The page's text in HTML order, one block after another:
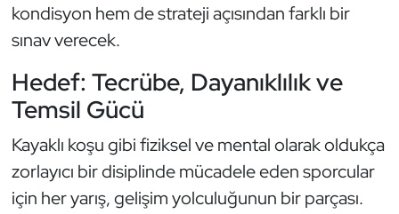
kondisyon hem de strateji açısından farklı bir
sınav verecek.
Hedef: Tecrübe, Dayanıklılık ve
Temsil Gücü
Kayaklı koşu gibi fiziksel ve mental olarak oldukça
zorlayıcı bir disiplinde mücadele eden sporcular
için her yarış, gelişim yolculuğunun bir parçası.
Modern Pentatlon
Muay Thai
Okçuluk
Optimist